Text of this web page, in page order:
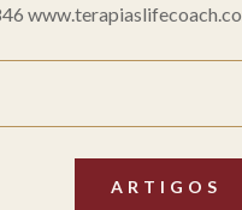
ARTIGOS